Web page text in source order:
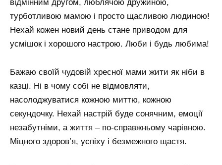
відмінним другом, люблячою дружиною,
турботливою мамою і просто щасливою людиною!
Нехай кожен новий день стане приводом для
усмішок і хорошого настрою. Люби і будь любима!
Бажаю своїй чудовій хресної мами жити як ніби в
казці. Ні в чому собі не відмовляти,
насолоджуватися кожною миттю, кожною
секундочку. Нехай настрій буде сонячним, емоції
незабутніми, а життя – по-справжньому чарівною.
Міцного здоров’я, успіху і безмежного щастя.